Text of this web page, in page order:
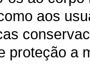
aos
proteção a